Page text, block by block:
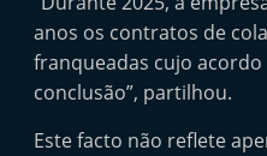
anos os contratos de
franqueadas cujo
conclusão”, partilhou.
Este facto não reflete